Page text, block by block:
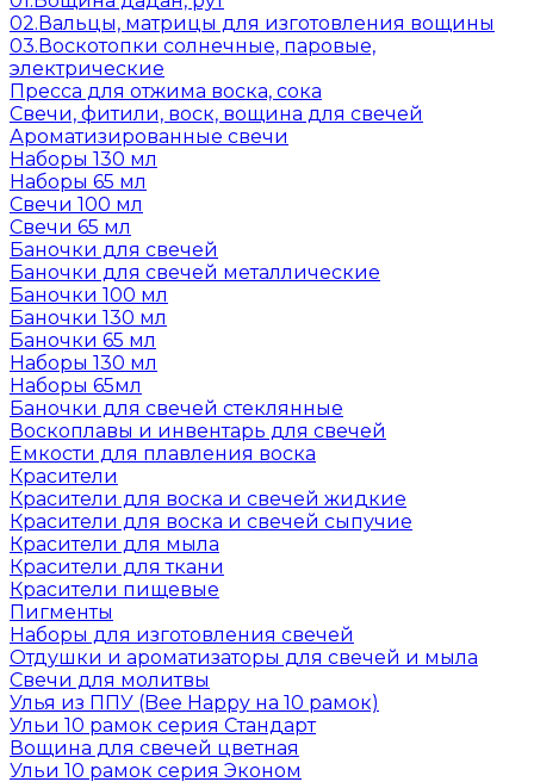
02.Вальцы, матрицы для изготовления вощины
03.Воскотопки солнечные, паровые,
электрические
Пресса для отжима воска, сока
Свечи, фитили, воск, вощина для свечей
Ароматизированные свечи
Наборы 130 мл
Наборы 65 мл
Свечи 100 мл
Свечи 65 мл
Баночки для свечей
Баночки для свечей металлические
Баночки 100 мл
Баночки 130 мл
Баночки 65 мл
Наборы 130 мл
Наборы 65мл
Баночки для свечей стеклянные
Воскоплавы и инвентарь для свечей
Емкости для плавления воска
Красители
Красители для воска и свечей жидкие
Красители для воска и свечей сыпучие
Красители для мыла
Красители для ткани
Красители пищевые
Пигменты
Наборы для изготовления свечей
Отдушки и ароматизаторы для свечей и мыла
Свечи для молитвы
Улья из ППУ (Bee Happy на 10 рамок)
Ульи 10 рамок серия Стандарт
Вощина для свечей цветная
Ульи 10 рамок серия Эконом